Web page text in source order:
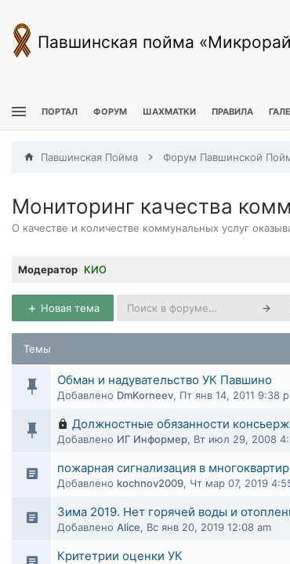
Павшинская пойма
ПОРТАЛ ФОРУМ ШАХМАТКИ ПРАВИЛА
Павшинская Пойма Форум Павшинской
Мониторинг качества
О качестве и количестве коммунальных услуг
Модератор КИО
Новая тема
Темы
Обман и надувательство УК Павшино
Добавлено DmKorneev, Пт янв 14, 2011 9:38
Должностные обязанности
Добавлено ИГ Информер, Вт июл 29, 2008
пожарная сигнализация в
Добавлено kochnov2009, Чт мар 07, 2019
Зима 2019. Нет горячей воды и
Добавлено Alice, Вс янв 20, 2019 12:08 am
Критетрии оценки УК